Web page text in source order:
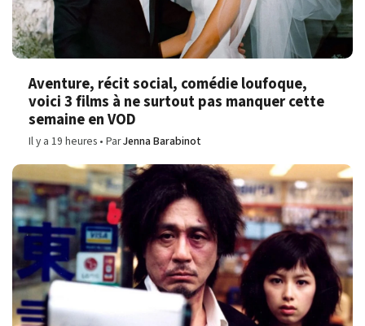
Aventure, récit social, comédie loufoque,
voici 3 films à ne surtout pas manquer cette
semaine en VOD
Il y a 19 heures ParJenna Barabinot